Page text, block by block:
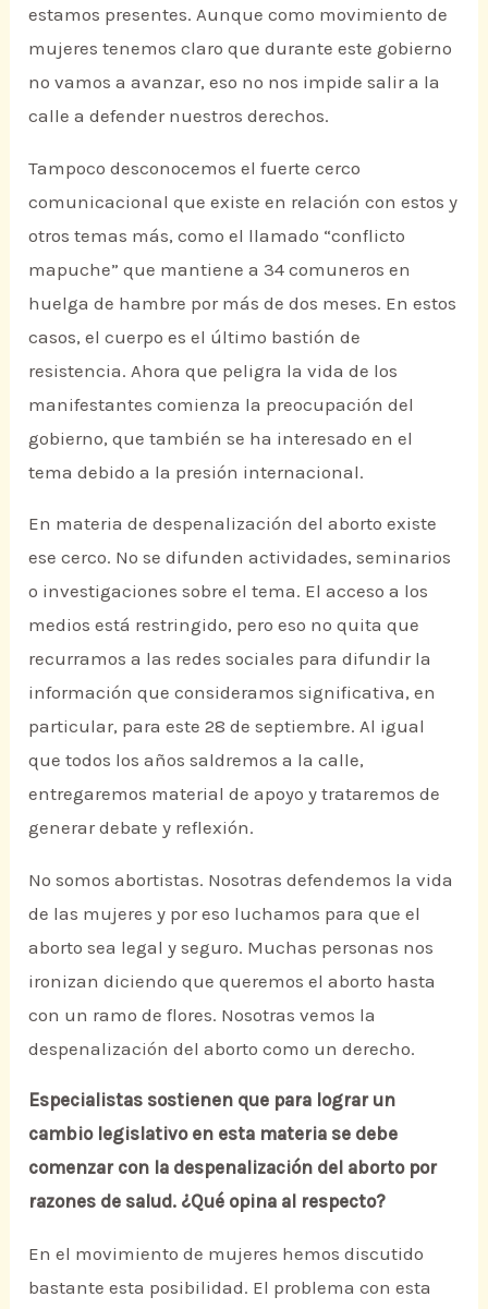
estamos presentes. Aunque como movimiento de
mujeres tenemos claro que durante este gobierno
no vamos a avanzar, eso no nos impide salir a la
calle a defender nuestros derechos.
Tampoco desconocemos el fuerte cerco
comunicacional que existe en relación con estos y
otros temas más, como el llamado “conflicto
mapuche” que mantiene a 34 comuneros en
huelga de hambre por más de dos meses. En estos
casos, el cuerpo es el último bastión de
resistencia. Ahora que peligra la vida de los
manifestantes comienza la preocupación del
gobierno, que también se ha interesado en el
tema debido a la presión internacional.
En materia de despenalización del aborto existe
ese cerco. No se difunden actividades, seminarios
o investigaciones sobre el tema. El acceso a los
medios está restringido, pero eso no quita que
recurramos a las redes sociales para difundir la
información que consideramos significativa, en
particular, para este 28 de septiembre. Al igual
que todos los años saldremos a la calle,
entregaremos material de apoyo y trataremos de
generar debate y reflexión.
No somos abortistas. Nosotras defendemos la vida
de las mujeres y por eso luchamos para que el
aborto sea legal y seguro. Muchas personas nos
ironizan diciendo que queremos el aborto hasta
con un ramo de flores. Nosotras vemos la
despenalización del aborto como un derecho.
Especialistas sostienen que para lograr un
cambio legislativo en esta materia se debe
comenzar con la despenalización del aborto por
razones de salud. ¿Qué opina al respecto?
En el movimiento de mujeres hemos discutido
bastante esta posibilidad. El problema con esta